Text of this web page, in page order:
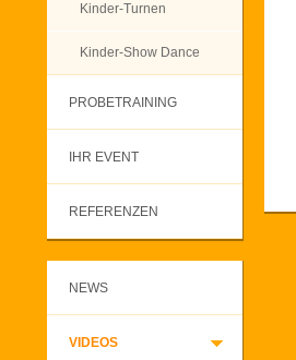
Kinder-Turnen
Kinder-Show Dance
PROBETRAINING
IHR EVENT
REFERENZEN
NEWS
VIDEOS